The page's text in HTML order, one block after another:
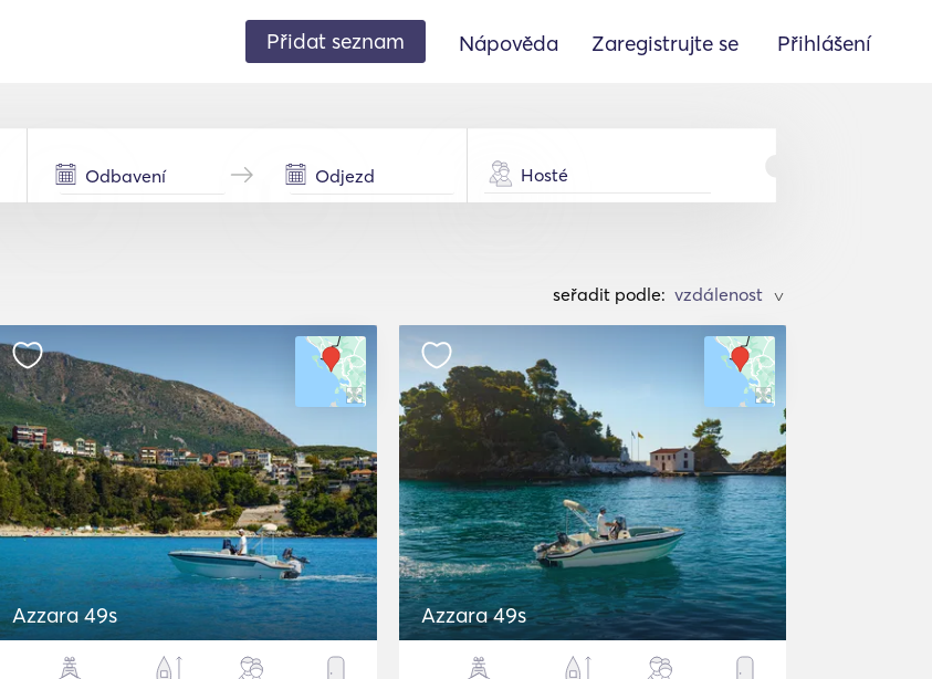
Přidat seznam Nápověda Zaregistrujte se Přihlášení
Hosté
seřadit podle: >
Azzara 49s Azzara 49s